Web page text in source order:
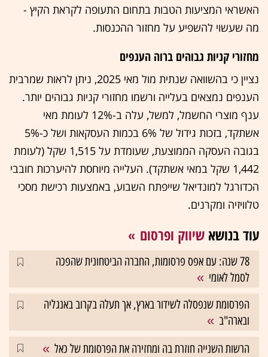
האשראי המציעות הטבות בתחום התעופה לקראת הקיץ -
מה שעשוי להשפיע על מחזור ההכנסות.
מחזורי קניות גבוהים ברוה הענפים
נציין כי בהשוואה שנתית מול מאי 2025, ניתן לראות שמרבית
הענפים נמצאים בעלייה ורשמו מחזורי קניות גבוהים יותר.
ענף מוצרי החשמל, למשל, עלה ב-12% לעומת מאי
אשתקד, בזכות גידול של 6% בכמות העסקאות ושל כ-5%
בגובה העסקה הממוצעת, שעומדת על 1,515 שקל (לעומת
1,442 שקל במאי אשתקד). העלייה מיוחסת להיערכות חובבי
הכדורגל למונדיאל שייפתח השבוע, באמצעות רכישת מסכי
טלוויזיה ומקרנים.
עוד בנושא שיווק ופרסום
78 שנה: עם אפס פרסומות, החברה הביטחונית שהפכה
לסמל לאומי
הפרסומת שנפסלה לשידור בארץ, אך תעלה בקרוב באנגליה
ובארה"ב
הרשות השנייה חוזרת בה ומחזירה את הפרסומת של כאל